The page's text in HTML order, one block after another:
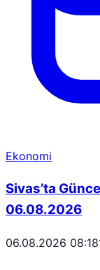
Ekonomi
Sivas’ta
06.08.2026
06.08.2026 08:18